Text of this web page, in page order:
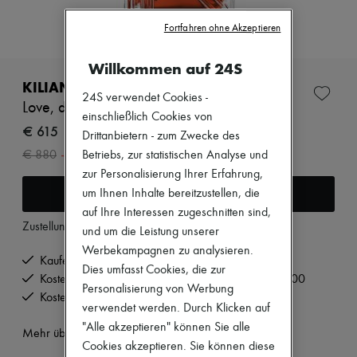
Kleider
Jacken
Strandkleidung
Shorts
Hosen
Mäntel
Anzüge
Sweatshirts
Schuhe
Turnschuhe
KILIAN
Love, don't be shy Karaffe 250ml
€ 615
€ 880 - %
In den Warenkorb
Zustellung abDienstag, 11. August
Kaufen Sie jetzt und bezahlen Sie später.
Kostenlose Lieferung ab einem Bestellwert von € 200
Kostenlose Rücksendung und Abholung zu Hause
Mehr über dieses Produkt erfahren
Willkommen auf 24S
24S verwendet Cookies -
einschließlich Cookies von
Drittanbietern - zum Zwecke des
Betriebs, zur statistischen Analyse und
zur Personalisierung Ihrer Erfahrung,
um Ihnen Inhalte bereitzustellen, die
auf Ihre Interessen zugeschnitten sind,
und um die Leistung unserer
Werbekampagnen zu analysieren.
Dies umfasst Cookies, die zur
Personalisierung von Werbung
verwendet werden. Durch Klicken auf
"Alle akzeptieren" können Sie alle
Cookies akzeptieren. Sie können diese
Fortfahren ohne Akzeptieren